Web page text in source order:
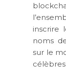
inscrire
noms
sur le